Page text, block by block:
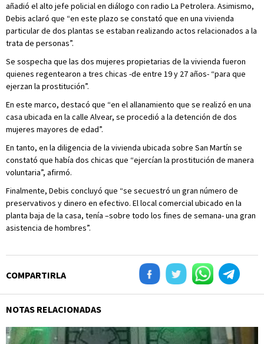
añadió el alto jefe policial en diálogo con radio La Petrolera. Asimismo,
Debis aclaró que “en este plazo se constató que en una vivienda
particular de dos plantas se estaban realizando actos relacionados a la
trata de personas”.
Se sospecha que las dos mujeres propietarias de la vivienda fueron
quienes regentearon a tres chicas -de entre 19 y 27 años- “para que
ejerzan la prostitución”.
En este marco, destacó que “en el allanamiento que se realizó en una
casa ubicada en la calle Alvear, se procedió a la detención de dos
mujeres mayores de edad”.
En tanto, en la diligencia de la vivienda ubicada sobre San Martín se
constató que había dos chicas que “ejercían la prostitución de manera
voluntaria”, afirmó.
Finalmente, Debis concluyó que “se secuestró un gran número de
preservativos y dinero en efectivo. El local comercial ubicado en la
planta baja de la casa, tenía –sobre todo los fines de semana- una gran
asistencia de hombres”.
COMPARTIRLA
NOTAS RELACIONADAS